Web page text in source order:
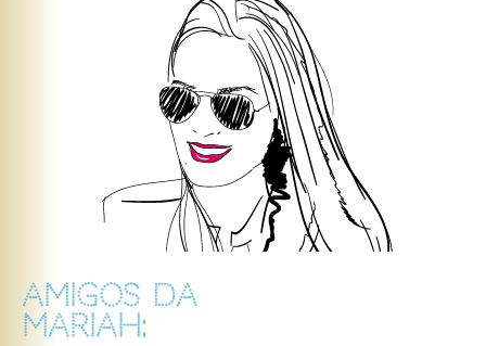
AMIGOS DA
MARIAH: